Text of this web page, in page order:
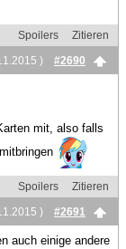
Spoilers
Zitieren
)
#2690
mit, also falls
Spoilers
Zitieren
)
#2691
auch einige andere